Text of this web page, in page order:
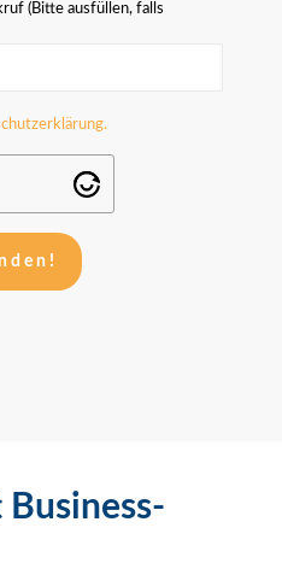
Business-
(Bitte ausfüllen, falls